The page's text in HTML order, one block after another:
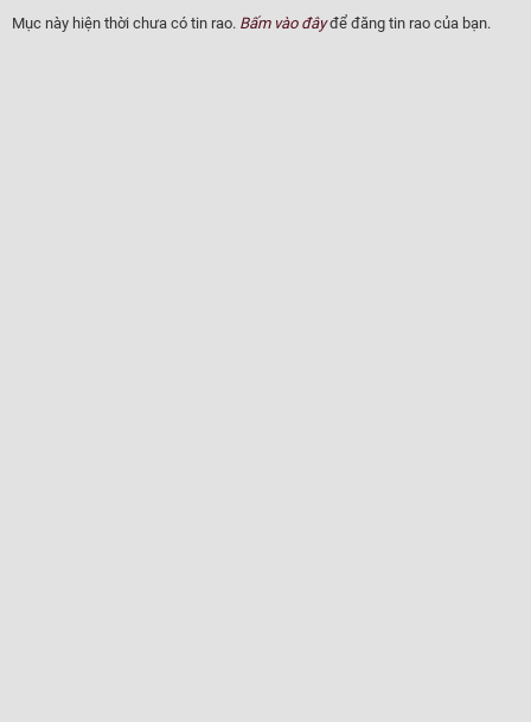
Mục này hiện thời chưa có tin rao. Bấm vào đâyđể đăng tin rao của bạn.